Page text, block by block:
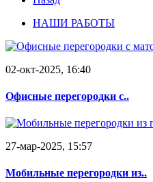
НАШИ РАБОТЫ
02-окт-2025, 16:40
Офисные перегородки с..
27-мар-2025, 15:57
Мобильные перегородки из..